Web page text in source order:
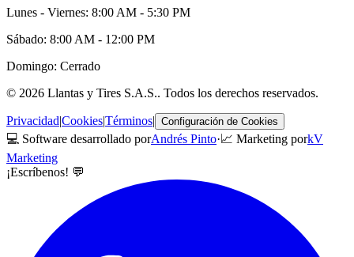
Lunes - Viernes: 8:00 AM - 5:30 PM
Sábado: 8:00 AM - 12:00 PM
Domingo: Cerrado
© 2026 Llantas y Tires S.A.S.. Todos los derechos reservados.
Privacidad|Cookies|Términos| Configuración de Cookies
💻 Software desarrollado porAndrés Pinto·📈 Marketing porkV
Marketing
¡Escríbenos! 💬